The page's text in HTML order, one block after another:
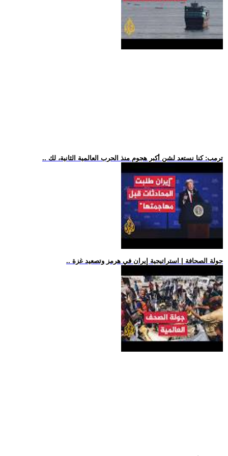
.. ترمب: كنا نستعد لشن أكبر هجوم منذ الحرب العالمية الثانية، لك
.. جولة الصحافة | استراتيجية إيران في هرمز وتصعيد غزة